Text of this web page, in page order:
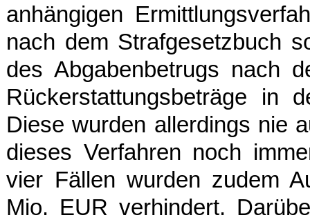
anhängigen
nach dem Strafgesetzbuch
des Abgabenbetrugs nach
Rückerstattungsbeträge in
Diese wurden allerdings nie
dieses Verfahren noch
vier Fällen wurden zudem
Mio. EUR verhindert.